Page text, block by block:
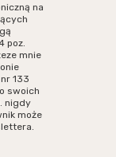
na
poz.
mnie
133
swoich
nigdy
może